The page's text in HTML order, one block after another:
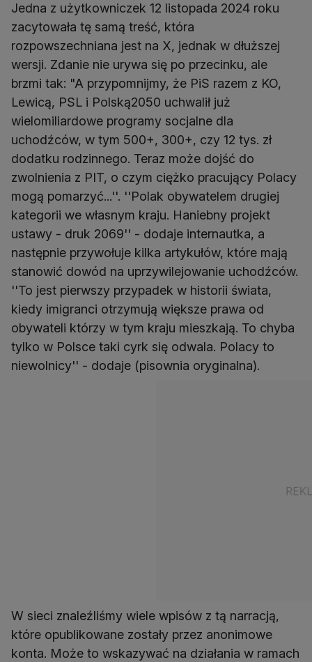
Jedna z użytkowniczek 12 listopada 2024 roku
zacytowała tę samą treść, która
rozpowszechniana jest na X, jednak w dłuższej
wersji. Zdanie nie urywa się po przecinku, ale
brzmi tak: "A przypomnijmy, że PiS razem z KO,
Lewicą, PSL i Polską2050 uchwalił już
wielomiliardowe programy socjalne dla
uchodźców, w tym 500+, 300+, czy 12 tys. zł
dodatku rodzinnego. Teraz może dojść do
zwolnienia z PIT, o czym ciężko pracujący Polacy
mogą pomarzyć...''. ''Polak obywatelem drugiej
kategorii we własnym kraju. Haniebny projekt
ustawy - druk 2069'' - dodaje internautka, a
następnie przywołuje kilka artykułów, które mają
stanowić dowód na uprzywilejowanie uchodźców.
''To jest pierwszy przypadek w historii świata,
kiedy imigranci otrzymują większe prawa od
obywateli którzy w tym kraju mieszkają. To chyba
tylko w Polsce taki cyrk się odwala. Polacy to
niewolnicy'' - dodaje (pisownia oryginalna).
W sieci znaleźliśmy wiele wpisów z tą narracją,
które opublikowane zostały przez anonimowe
konta. Może to wskazywać na działania w ramach